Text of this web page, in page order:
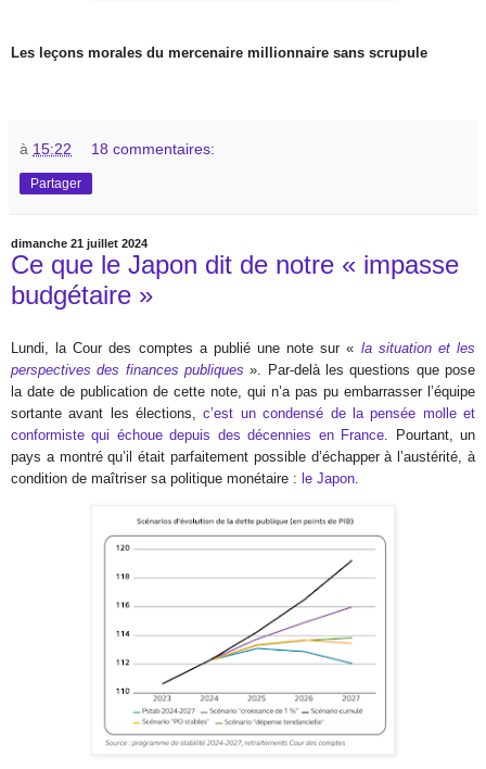
Les leçons morales du mercenaire millionnaire sans scrupule
à 15:22 18 commentaires:
Partager
dimanche 21 juillet 2024
Ce que le Japon dit de notre « impasse
budgétaire »
Lundi, la Cour des comptes a publié une note sur « la situation et les
perspectives des finances publiques ». Par-delà les questions que pose
la date de publication de cette note, qui n’a pas pu embarrasser l’équipe
sortante avant les élections,c’est un condensé de la pensée molle et
conformiste qui échoue depuis des décennies en France . Pourtant, un
pays a montré qu’il était parfaitement possible d’échapper à l’austérité, à
condition de maîtriser sa politique monétaire : le Japon